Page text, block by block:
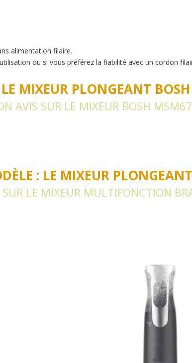
alimentation filaire.
ou si vous préférez la fiabilité avec un cordon
MIXEUR PLONGEANT
AVIS SUR LE MIXEUR BOSH
: LE MIXEUR
LE MIXEUR MULTIFONCTION